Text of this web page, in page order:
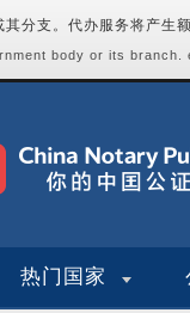
分支。代办服务将产生
body or its
热门国家